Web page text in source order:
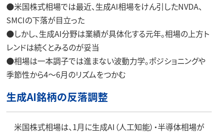
●米国株式相場では最近、生成AI相場をけん引したNVDA、
SMCIの下落が目立った
●しかし、生成AI分野は業績が具体化する元年。相場の上方ト
レンドは続くとみるのが妥当
●相場は一本調子では進まない波動力学。ポジショニングや
季節性から4～6月のリズムをつかむ
生成AI銘柄の反落調整
米国株式相場は、1月に生成AI（人工知能）・半導体相場が